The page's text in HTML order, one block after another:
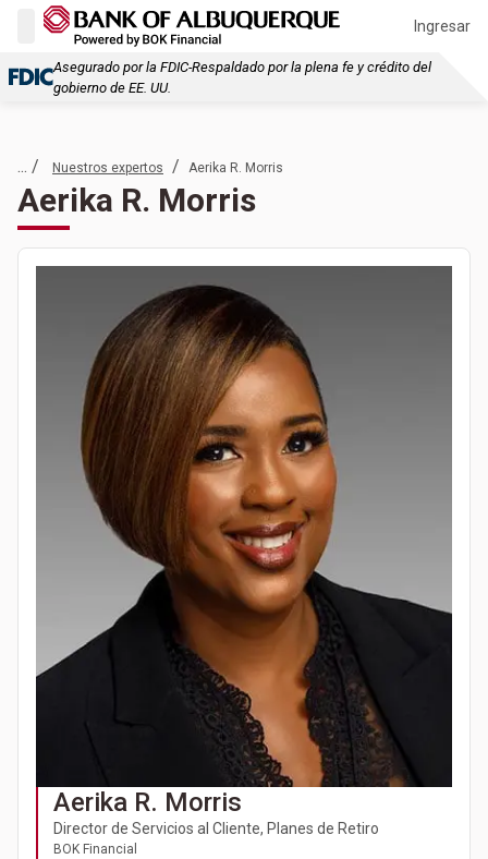
Ingresar
Asegurado por la FDIC-Respaldado por la plena fe y crédito del
gobierno de EE. UU.
... / Nuestros expertos / Aerika R. Morris
Aerika R. Morris
Aerika R. Morris
Director de Servicios al Cliente, Planes de Retiro
BOK Financial